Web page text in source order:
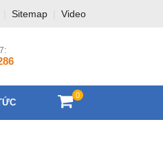
Sitemap Video
0